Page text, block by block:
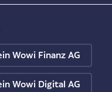
Wowi Finanz AG
Wowi Digital AG